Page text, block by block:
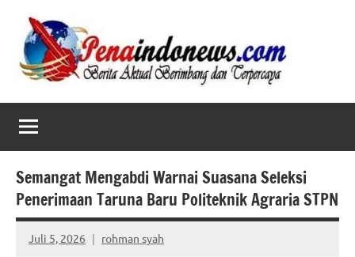
content
Semangat Mengabdi Warnai Suasana Seleksi
Penerimaan Taruna Baru Politeknik Agraria STPN
Juli 5, 2026 rohman syah
No